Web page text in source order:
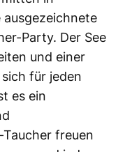
Party. Der See
und einer
für jeden
es ein
freuen